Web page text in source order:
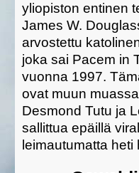
yliopiston entinen
James W.
arvostettu
joka sai Pacem in
vuonna 1997.
ovat muun
Desmond Tutu ja
sallittua epäillä
leimautumatta heti